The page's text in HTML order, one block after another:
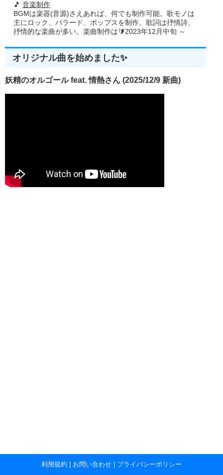
🎵 音楽制作
BGMは楽器(音源)さえあれば、何でも制作可能。歌モノは
主にロック、バラード、ポップスを制作。歌詞は抒情詩、
抒情的な楽曲が多い。楽曲制作は🔰2023年12月中旬 ～
オリジナル曲を始めました✨
妖精のオルゴール feat. 情熱さん (2025/12/9 新曲)
利用規約 お問い合わせ プライバシーポリシー